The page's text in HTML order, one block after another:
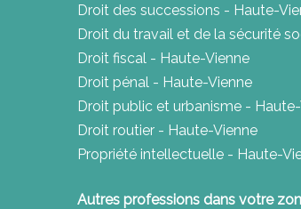
Droit des successions - Haute-
Droit du travail et de la sécurité
Droit fiscal - Haute-Vienne
Droit pénal - Haute-Vienne
Droit public et urbanisme -
Droit routier - Haute-Vienne
Propriété intellectuelle - Haute-
Autres professions dans votre